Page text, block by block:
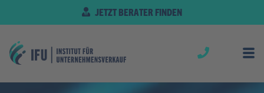
JETZT BERATER FINDEN